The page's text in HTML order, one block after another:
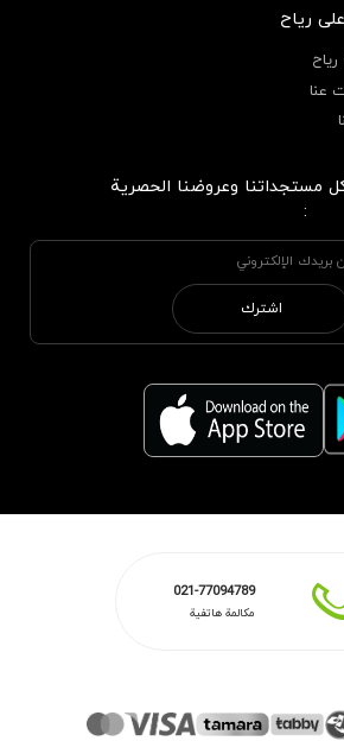
رياح
عنا
مستجداتنا وعروضنا الحصرية
:
اشترك
021-77094789
مكالمة هاتفية